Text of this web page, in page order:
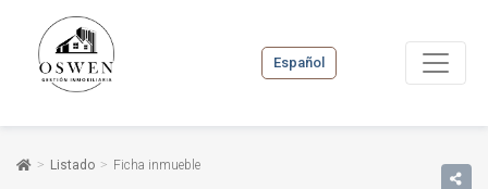
Español
Listado Ficha inmueble